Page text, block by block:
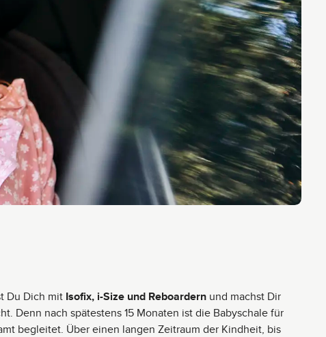
Du Dich mit Isofix, i-Size und Reboardern und machst Dir
Denn nach spätestens 15 Monaten ist die Babyschale für
begleitet. Über einen langen Zeitraum der Kindheit, bis